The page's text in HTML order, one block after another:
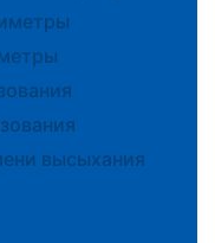
высыхания